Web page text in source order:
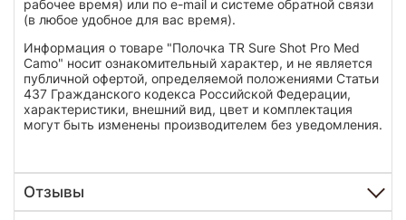
рабочее время) или по e-mail и системе обратной связи
(в любое удобное для вас время).
Информация о товаре "Полочка TR Sure Shot Pro Med
Camo" носит ознакомительный характер, и не является
публичной офертой, определяемой положениями Статьи
437 Гражданского кодекса Российской Федерации,
характеристики, внешний вид, цвет и комплектация
могут быть изменены производителем без уведомления.
Отзывы